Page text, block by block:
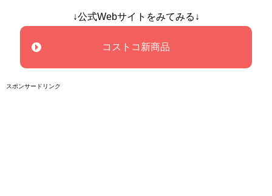
↓公式Webサイトをみてみる↓
コストコ新商品
スポンサードリンク